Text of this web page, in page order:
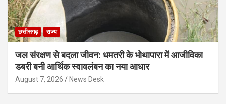
छत्तीसगढ़ राज्य
जल संरक्षण से बदला जीवन: धमतरी के भोथापारा में आजीविका
डबरी बनी आर्थिक स्वावलंबन का नया आधार
August 7, 2026 News Desk